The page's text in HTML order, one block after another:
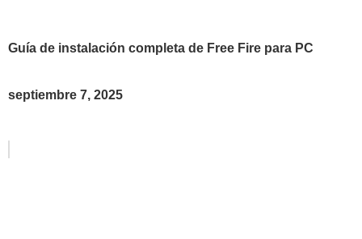
Guía de instalación completa de Free Fire para PC
septiembre 7, 2025